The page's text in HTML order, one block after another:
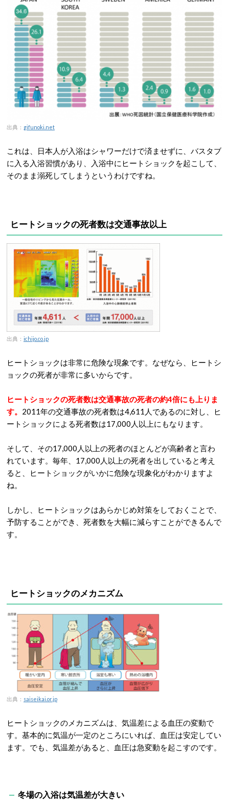
出典： gifunoki.net
これは、日本人が入浴はシャワーだけで済ませずに、バスタブ
に入る入浴習慣があり、入浴中にヒートショックを起こして、
そのまま溺死してしまうというわけですね。
ヒートショックの死者数は交通事故以上
出典： ichijo.co.jp
ヒートショックは非常に危険な現象です。なぜなら、ヒートシ
ョックの死者が非常に多いからです。
ヒートショックの死者数は交通事故の死者の約4倍にも上りま
す。 2011年の交通事故の死者数は4,611人であるのに対し、ヒ
ートショックによる死者数は17,000人以上にもなります。
そして、その17,000人以上の死者のほとんどが高齢者と言わ
れています。毎年、17,000人以上の死者を出していると考え
ると、ヒートショックがいかに危険な現象化がわかりますよ
ね。
しかし、ヒートショックはあらかじめ対策をしておくことで、
予防することができ、死者数を大幅に減らすことができるんで
す。
ヒートショックのメカニズム
出典： saiseikai.or.jp
ヒートショックのメカニズムは、気温差による血圧の変動で
す。基本的に気温が一定のところにいれば、血圧は安定してい
ます。でも、気温差があると、血圧は急変動を起こすのです。
冬場の入浴は気温差が大きい